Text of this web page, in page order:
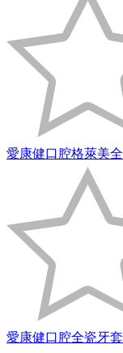
愛康健口腔格萊美
愛康健口腔全瓷牙